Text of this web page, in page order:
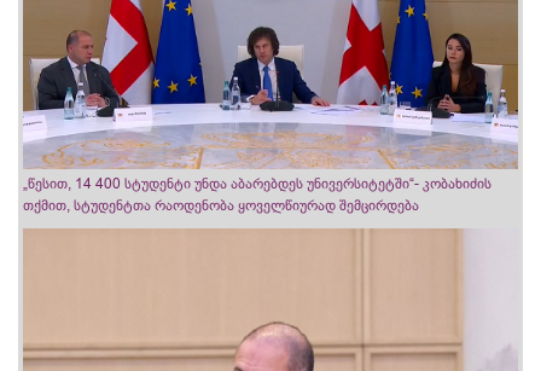
„წესით, 14 400 სტუდენტი უნდა აბარებდეს უნივერსიტეტში“- კობახიძის
თქმით, სტუდენტთა რაოდენობა ყოველწიურად შემცირდება